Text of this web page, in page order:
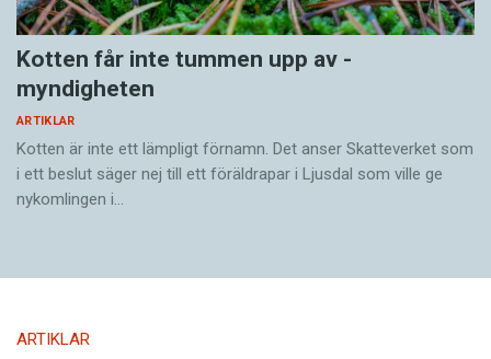
Kotten får inte tummen upp av ­
myndigheten
ARTIKLAR
Kotten är inte ett lämpligt förnamn. Det anser Skatte­verket som
i ett beslut säger nej till ett föräldra­par i Ljusdal som ville ge
nykomlingen i…
ARTIKLAR